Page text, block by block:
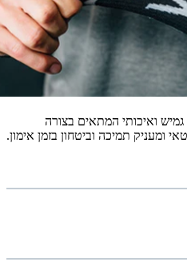
ואיכותי המתאים בצורה
ומעניק תמיכה וביטחון בזמן אימון.